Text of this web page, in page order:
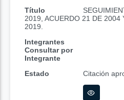
Título
2019, ACUERDO 21 DE 2004
2019.
Integrantes
Consultar por
Integrante
Estado
Citación